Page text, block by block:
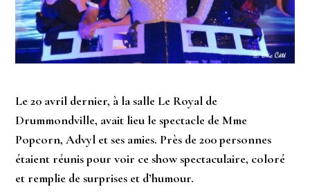
Le 20 avril dernier, à la salle Le Royal de
Drummondville, avait lieu le spectacle de Mme
Popcorn, Advyl et ses amies. Près de 200 personnes
étaient réunis pour voir ce show spectaculaire, coloré
et remplie de surprises et d’humour.